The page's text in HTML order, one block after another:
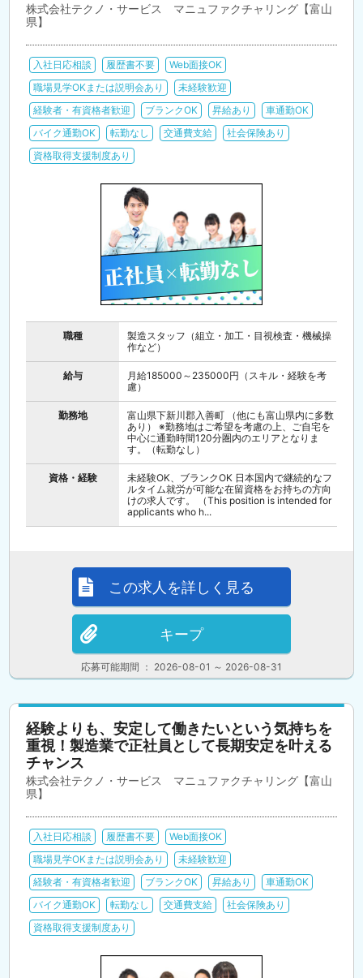
株式会社テクノ・サービス マニュファクチャリング【富山
県】
入社日応相談 履歴書不要
Web面接OK
職場見学OKまたは説明会あり
未経験歓迎
経験者・有資格者歓迎
ブランクOK 昇給あり
車通勤OK
バイク通勤OK
転勤なし 交通費支給
社会保険あり
資格取得支援制度あり
職種
製造スタッフ（組立・加工・目視検査・機械操
作など）
給与
月給185000～235000円（スキル・経験を考
慮）
勤務地
富山県下新川郡入善町 （他にも富山県内に多数
あり） ※勤務地はご希望を考慮の上、ご自宅を
中心に通勤時間120分圏内のエリアとなりま
す。（転勤なし）
資格・経験
未経験OK、ブランクOK 日本国内で継続的なフ
ルタイム就労が可能な在留資格をお持ちの方向
けの求人です。 （This position is intended for
applicants who h...
応募可能期間 ： 2026-08-01 ～ 2026-08-31
この求人を詳しく見る
キープ
経験よりも、安定して働きたいという気持ちを
重視！製造業で正社員として長期安定を叶える
チャンス
株式会社テクノ・サービス マニュファクチャリング【富山
県】
入社日応相談 履歴書不要
Web面接OK
職場見学OKまたは説明会あり
未経験歓迎
経験者・有資格者歓迎
ブランクOK 昇給あり
車通勤OK
バイク通勤OK
転勤なし 交通費支給
社会保険あり
資格取得支援制度あり